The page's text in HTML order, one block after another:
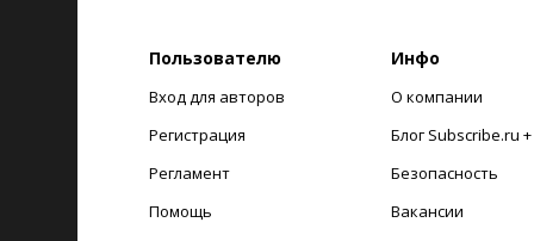
Пользователю
Вход для авторов
Регистрация
Регламент
Помощь
Инфо
О компании
Блог Subscribe.ru +
Безопасность
Вакансии